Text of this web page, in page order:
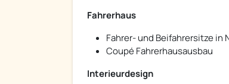
Fahrerhaus
Fahrer- und Beifahrersitze in
Coupé Fahrerhausausbau
Interieurdesign